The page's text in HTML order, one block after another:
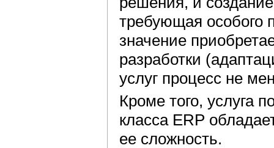
требующая особого
значение
разработки
услуг процесс не
Кроме того, услуга
класса ERP
ее сложность.